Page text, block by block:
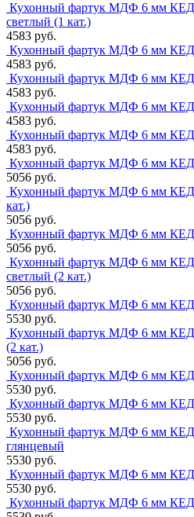
Кухонный фартук МДФ 6 мм
светлый (1 кат.)
4583 руб.
Кухонный фартук МДФ 6 мм
4583 руб.
Кухонный фартук МДФ 6 мм КЕДР
4583 руб.
Кухонный фартук МДФ 6 мм
4583 руб.
Кухонный фартук МДФ 6 мм
4583 руб.
Кухонный фартук МДФ 6 мм
5056 руб.
Кухонный фартук МДФ 6 мм
кат.)
5056 руб.
Кухонный фартук МДФ 6 мм
5056 руб.
Кухонный фартук МДФ 6 мм
светлый (2 кат.)
5056 руб.
Кухонный фартук МДФ 6 мм КЕДР
5530 руб.
Кухонный фартук МДФ 6 мм
(2 кат.)
5056 руб.
Кухонный фартук МДФ 6 мм
5530 руб.
Кухонный фартук МДФ 6 мм
5530 руб.
Кухонный фартук МДФ 6 мм
глянцевый
5530 руб.
Кухонный фартук МДФ 6 мм
5530 руб.
Кухонный фартук МДФ 6 мм